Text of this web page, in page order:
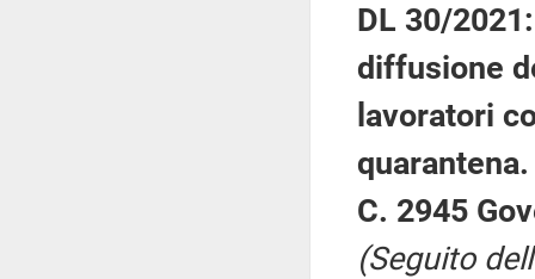
DL 30/
diffusione
lavoratori
quarantena.
C. 2945
(Seguito